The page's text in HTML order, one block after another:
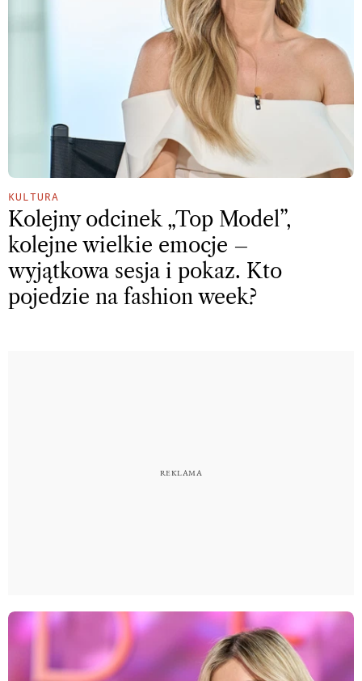
KULTURA
Kolejny odcinek „Top Model”,
kolejne wielkie emocje –
wyjątkowa sesja i pokaz. Kto
pojedzie na fashion week?